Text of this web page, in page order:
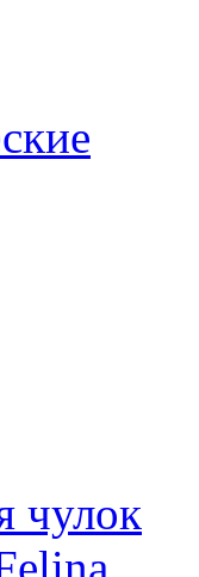
чулок